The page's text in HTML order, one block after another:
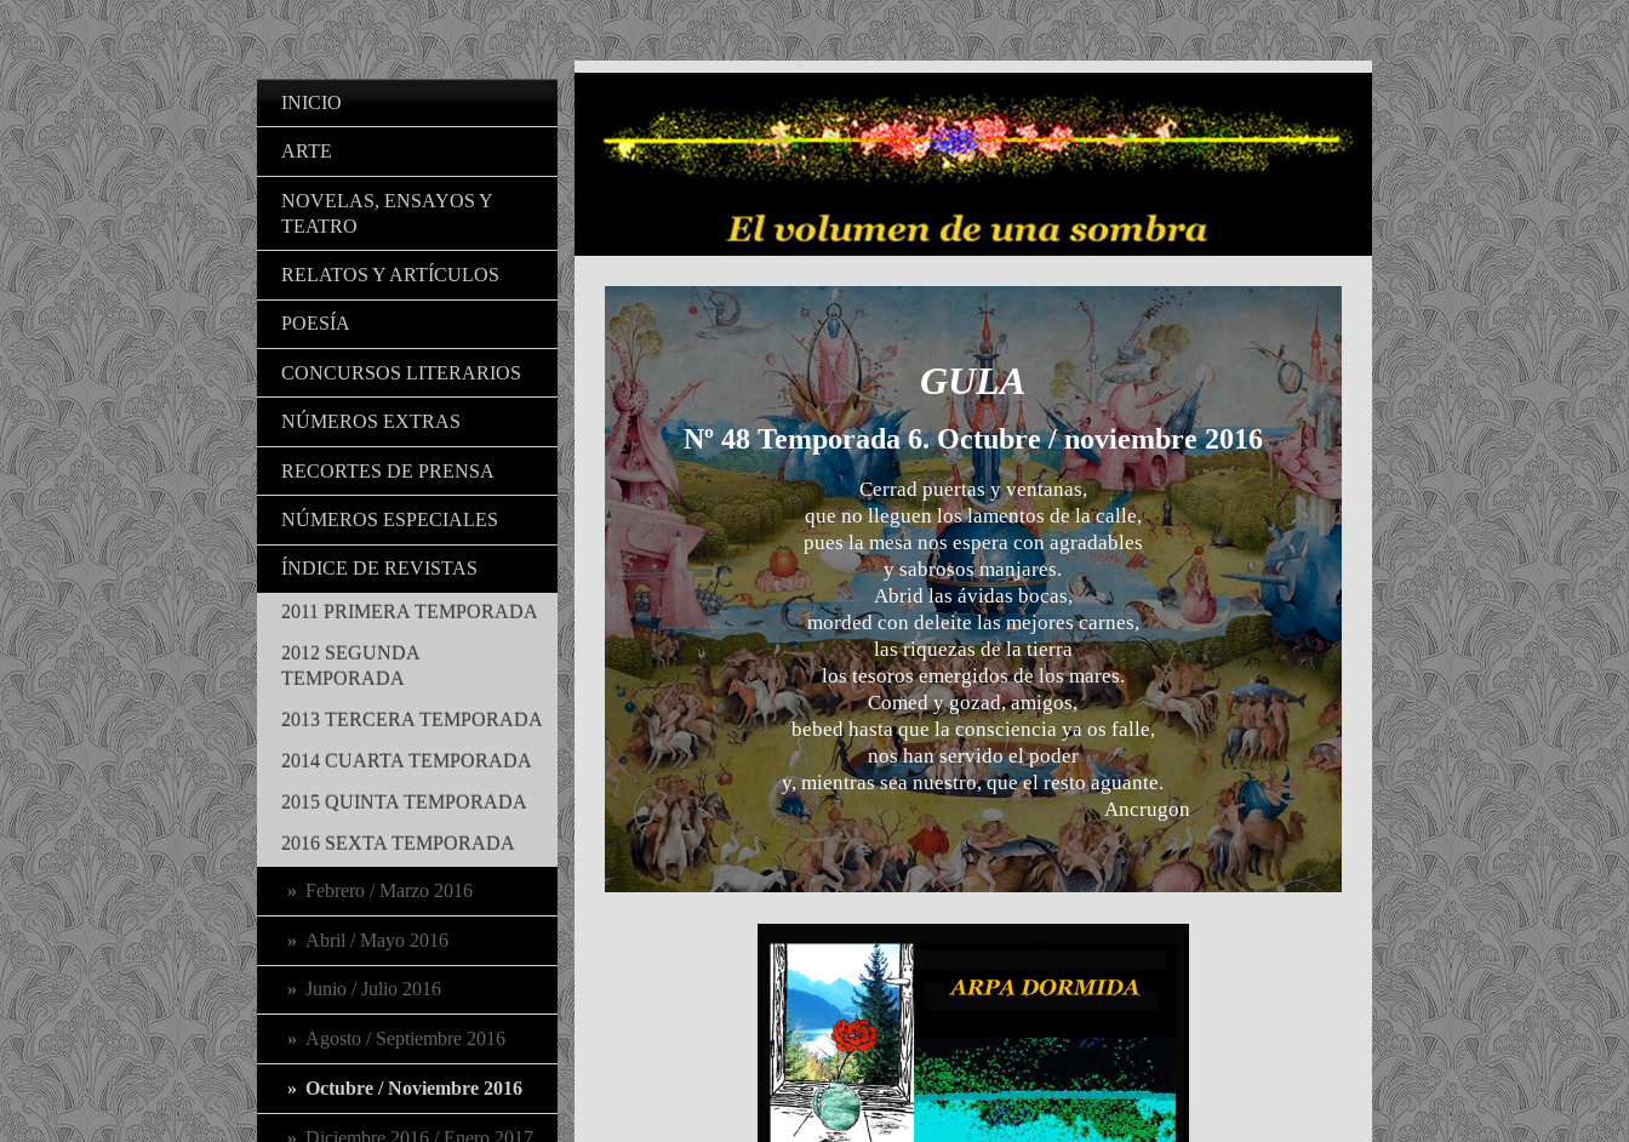
GULA
Nº 48 Temporada 6. Octubre / noviembre 2016
Cerrad puertas y ventanas,
que no lleguen los lamentos de la calle,
pues la mesa nos espera con agradables
y sabrosos manjares.
Abrid las ávidas bocas,
morded con deleite las mejores carnes,
las riquezas de la tierra
los tesoros emergidos de los mares.
Comed y gozad, amigos,
bebed hasta que la consciencia ya os falle,
nos han servido el poder
y, mientras sea nuestro, que el resto aguante.
Ancrugon
INICIO
ARTE
NOVELAS, ENSAYOS Y
TEATRO
RELATOS Y ARTÍCULOS
POESÍA
CONCURSOS LITERARIOS
NÚMEROS EXTRAS
RECORTES DE PRENSA
NÚMEROS ESPECIALES
ÍNDICE DE REVISTAS
2011 PRIMERA TEMPORADA
2012 SEGUNDA
TEMPORADA
2013 TERCERA TEMPORADA
2014 CUARTA TEMPORADA
2015 QUINTA TEMPORADA
2016 SEXTA TEMPORADA
Febrero / Marzo 2016
Abril / Mayo 2016
Junio / Julio 2016
Agosto / Septiembre 2016
Octubre / Noviembre 2016
Diciembre 2016 / Enero 2017